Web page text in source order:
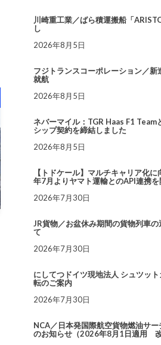
川崎重工業／ばら積運搬船「
し
2026年8月5日
フジトランスコーポレーション／新
就航
2026年8月5日
ネバーマイル：TGR Haas F1 Team
シップ契約を締結しました
2026年8月5日
【トドケール】マルチキャリア化
年7月よりヤマト運輸とのAPI連携を
2026年7月30日
JR貨物／お盆休み期間の貨物列車
て
2026年7月30日
にしてつドイツ現地法人 シュツッ
転のご案内
2026年7月30日
NCA／日本発国際航空貨物燃油サ
のお知らせ（2026年8月1日適用 改